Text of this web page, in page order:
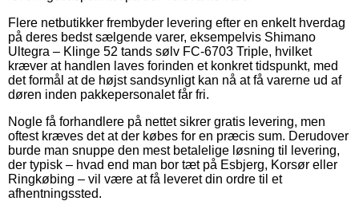
Flere netbutikker frembyder levering efter en enkelt hverdag
på deres bedst sælgende varer, eksempelvis Shimano
Ultegra – Klinge 52 tands sølv FC-6703 Triple, hvilket
kræver at handlen laves forinden et konkret tidspunkt, med
det formål at de højst sandsynligt kan nå at få varerne ud af
døren inden pakkepersonalet får fri.
Nogle få forhandlere på nettet sikrer gratis levering, men
oftest kræves det at der købes for en præcis sum. Derudover
burde man snuppe den mest betalelige løsning til levering,
der typisk – hvad end man bor tæt på Esbjerg, Korsør eller
Ringkøbing – vil være at få leveret din ordre til et
afhentningssted.